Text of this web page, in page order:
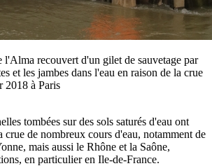
recouvert d'un gilet de sauvetage par
et les jambes dans l'eau en raison de la crue
2018 à Paris
tombées sur des sols saturés d'eau ont
de nombreux cours d'eau, notamment de
mais aussi le Rhône et la Saône,
en particulier en Ile-de-France.